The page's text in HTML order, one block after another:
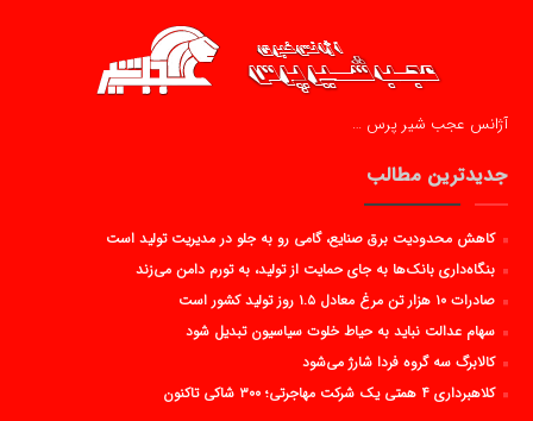
آژانس عجب شیر پرس …
جدیدترین مطالب
کاهش محدودیت برق صنایع، گامی رو به جلو در مدیریت تولید است
بنگاه‌داری بانک‌ها به جای حمایت از تولید، به تورم دامن می‌زند
صادرات ۱۰ هزار تن مرغ معادل ۱.۵ روز تولید کشور است
سهام عدالت نباید به حیاط خلوت سیاسیون تبدیل شود
کالابرگ سه گروه فردا شارژ می‌شود
کلاهبرداری ۴ همتی یک شرکت مهاجرتی؛ ۳۰۰ شاکی تاکنون